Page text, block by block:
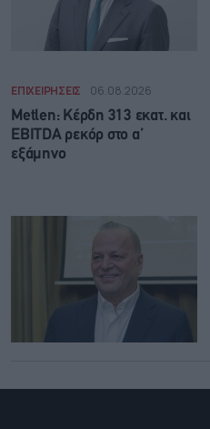
ΕΠΙΧΕΙΡΗΣΕΙΣ 06.08.2026
Metlen: Κέρδη 313 εκατ. και
EBITDA ρεκόρ στο α’
εξάμηνο